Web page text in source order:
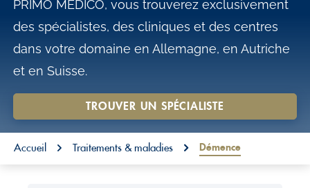
PRIMO MEDICO, vous trouverez exclusivement
des spécialistes, des cliniques et des centres
dans votre domaine en Allemagne, en Autriche
et en Suisse.
TROUVER UN SPÉCIALISTE
You are here:
Accueil Traitements & maladies Démence